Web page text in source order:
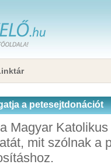
a petesejtdonációt
Magyar
mit szólnak a